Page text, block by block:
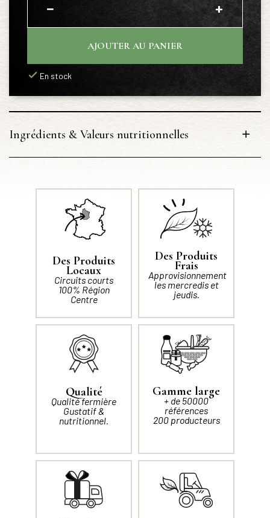
− +
AJOUTER AU PANIER
En stock
Ingrédients & Valeurs nutritionnelles
Des Produits
Locaux
Circuits courts
100% Région
Centre
Des Produits
Frais
Approvisionnement
les mercredis et
jeudis.
Qualité
Qualité fermière
Gustatif &
nutritionnel.
Gamme large
+ de 50000
références
200 producteurs